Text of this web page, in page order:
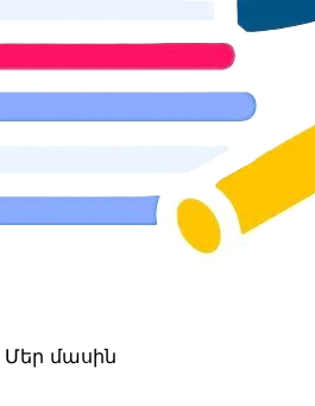
Մեր մասին